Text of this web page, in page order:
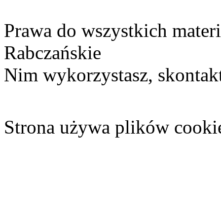
Prawa do wszystkich
Rabczańskie
Nim wykorzystasz,
Strona używa plików